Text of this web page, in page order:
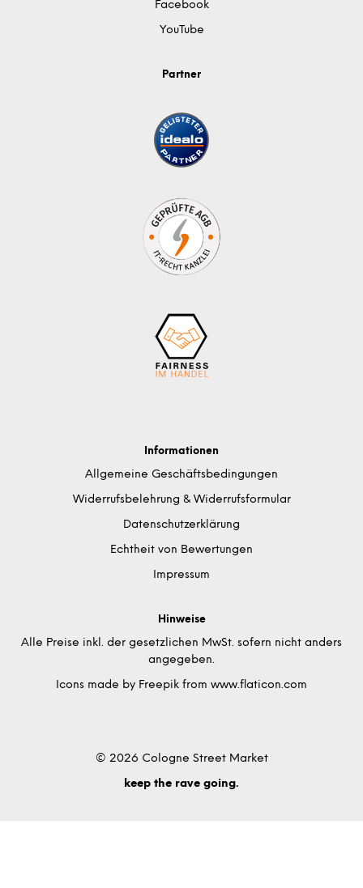
Facebook
YouTube
Partner
Informationen
Allgemeine Geschäftsbedingungen
Widerrufsbelehrung & Widerrufsformular
Datenschutzerklärung
Echtheit von Bewertungen
Impressum
Hinweise
Alle Preise inkl. der gesetzlichen MwSt. sofern nicht anders
angegeben.
Icons made by Freepik from www.flaticon.com
© 2026 Cologne Street Market
keep the rave going.